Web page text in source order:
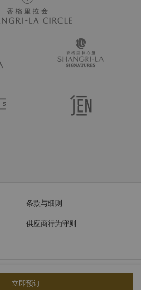
立即预订
条款与细则
供应商行为守则
（上海）有限公司 保留所有权利沪ICP备
沪公网安备31011502007570